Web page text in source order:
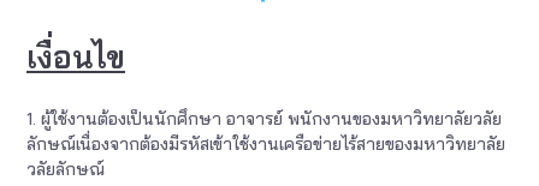
เงื่อนไข
1. ผู้ใช้งานต้องเป็นนักศึกษา อาจารย์ พนักงานของมหาวิทยาลัยวลัย
ลักษณ์เนื่องจากต้องมีรหัสเข้าใช้งานเครือข่ายไร้สายของมหาวิทยาลัย
วลัยลักษณ์